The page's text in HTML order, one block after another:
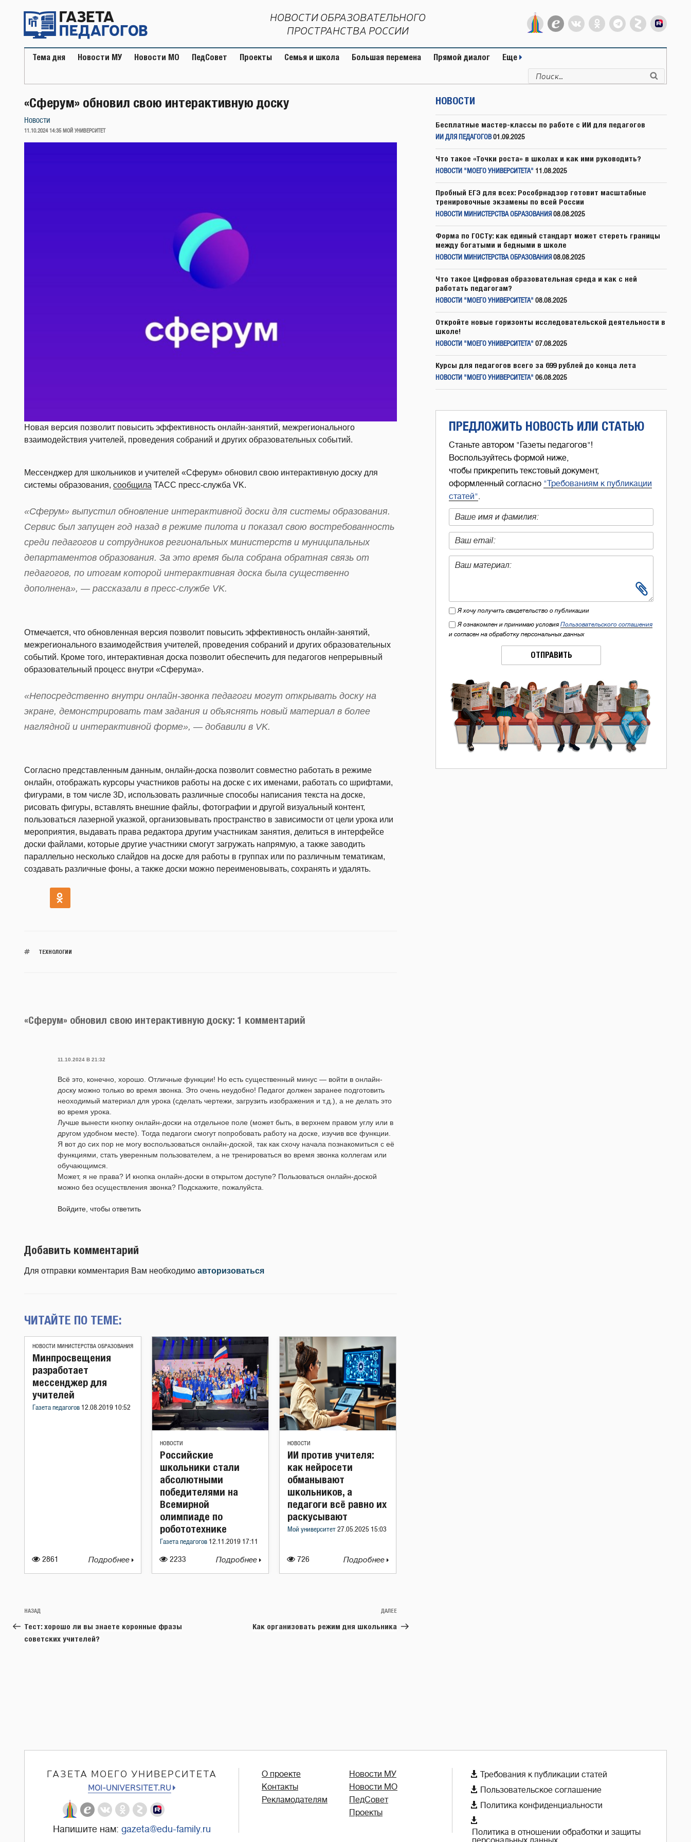
содержимому
НОВОСТИ ОБРАЗОВАТЕЛЬНОГО
ПРОСТРАНСТВА РОССИИ
Тема дня Новости МУ Новости МО ПедСовет Проекты Семья и школа Большая перемена Прямой диалог Еще
Искать:
«Сферум» обновил свою интерактивную доску
Новости
ОПУБЛИКОВАНО
11.10.2024 14:35 МОЙ УНИВЕРСИТЕТ
Новая версия позволит повысить эффективность онлайн-занятий, межрегионального
взаимодействия учителей, проведения собраний и других образовательных событий.
Мессенджер для школьников и учителей «Сферум» обновил свою интерактивную доску для
системы образования, сообщила ТАСС пресс-служба VK.
«Сферум» выпустил обновление интерактивной доски для системы образования.
Сервис был запущен год назад в режиме пилота и показал свою востребованность
среди педагогов и сотрудников региональных министерств и муниципальных
департаментов образования. За это время была собрана обратная связь от
педагогов, по итогам которой интерактивная доска была существенно
дополнена», — рассказали в пресс-службе VK.
Отмечается, что обновленная версия позволит повысить эффективность онлайн-занятий,
межрегионального взаимодействия учителей, проведения собраний и других образовательных
событий. Кроме того, интерактивная доска позволит обеспечить для педагогов непрерывный
образовательный процесс внутри «Сферума».
«Непосредственно внутри онлайн-звонка педагоги могут открывать доску на
экране, демонстрировать там задания и объяснять новый материал в более
наглядной и интерактивной форме», — добавили в VK.
Согласно представленным данным, онлайн-доска позволит совместно работать в режиме
онлайн, отображать курсоры участников работы на доске с их именами, работать со шрифтами,
фигурами, в том числе 3D, использовать различные способы написания текста на доске,
рисовать фигуры, вставлять внешние файлы, фотографии и другой визуальный контент,
пользоваться лазерной указкой, организовывать пространство в зависимости от цели урока или
мероприятия, выдавать права редактора другим участникам занятия, делиться в интерфейсе
доски файлами, которые другие участники смогут загружать напрямую, а также заводить
параллельно несколько слайдов на доске для работы в группах или по различным тематикам,
создавать различные фоны, а также доски можно переименовывать, сохранять и удалять.
ТЕХНОЛОГИИ
«Сферум» обновил свою интерактивную доску: 1 комментарий
11.10.2024 В 21:32
Всё это, конечно, хорошо. Отличные функции! Но есть существенный минус — войти в онлайн-
доску можно только во время звонка. Это очень неудобно! Педагог должен заранее подготовить
неоходимый материал для урока (сделать чертежи, загрузить изображения и т.д.), а не делать это
во время урока.
Лучше вынести кнопку онлайн-доски на отдельное поле (может быть, в верхнем правом углу или в
другом удобном месте). Тогда педагоги смогут попробовать работу на доске, изучив все функции.
Я вот до сих пор не могу воспользоваться онлайн-доской, так как схочу начала познакомиться с её
функциями, стать уверенным пользователем, а не тренироваться во время звонка коллегам или
обучающимся.
Может, я не права? И кнопка онлайн-доски в открытом доступе? Пользоваться онлайн-доской
можно без осуществления звонка? Подскажите, пожалуйста.
Войдите, чтобы ответить
Добавить комментарий
Для отправки комментария Вам необходимо авторизоваться
ЧИТАЙТЕ ПО ТЕМЕ:
НОВОСТИ МИНИСТЕРСТВА ОБРАЗОВАНИЯ
2861
Минпросвещения
разработает
мессенджер для
учителей
Газета педагогов 12.08.2019 10:52
Подробнее
НОВОСТИ
2233
Российские
школьники стали
абсолютными
победителями на
Всемирной
олимпиаде по
робототехнике
Газета педагогов 12.11.2019 17:11
Подробнее
НОВОСТИ
726
ИИ против учителя:
как нейросети
обманывают
школьников, а
педагоги всё равно их
раскусывают
Мой университет 27.05.2025 15:03
Подробнее
Навигация
по
записям
Предыдущая
запись:
НАЗАД
Тест: хорошо ли вы знаете коронные фразы
советских учителей?
Следующая
запись
ДАЛЕЕ
Как организовать режим дня школьника
НОВОСТИ
Бесплатные мастер-классы по работе с ИИ для педагогов
ИИ ДЛЯ ПЕДАГОГОВ 01.09.2025
Что такое «Точки роста» в школах и как ими руководить?
НОВОСТИ "МОЕГО УНИВЕРСИТЕТА" 11.08.2025
Пробный ЕГЭ для всех: Рособрнадзор готовит масштабные
тренировочные экзамены по всей России
НОВОСТИ МИНИСТЕРСТВА ОБРАЗОВАНИЯ 08.08.2025
Форма по ГОСТу: как единый стандарт может стереть границы
между богатыми и бедными в школе
НОВОСТИ МИНИСТЕРСТВА ОБРАЗОВАНИЯ 08.08.2025
Что такое Цифровая образовательная среда и как с ней
работать педагогам?
НОВОСТИ "МОЕГО УНИВЕРСИТЕТА" 08.08.2025
Откройте новые горизонты исследовательской деятельности в
школе!
НОВОСТИ "МОЕГО УНИВЕРСИТЕТА" 07.08.2025
Курсы для педагогов всего за 699 рублей до конца лета
НОВОСТИ "МОЕГО УНИВЕРСИТЕТА" 06.08.2025
ПРЕДЛОЖИТЬ НОВОСТЬ ИЛИ СТАТЬЮ
Станьте автором "Газеты педагогов"!
Воспользуйтесь формой ниже,
чтобы прикрепить текстовый документ,
оформленный согласно "Требованиям к публикации
статей".
Я хочу получить свидетельство о публикации
Я ознакомлен и принимаю условия Пользовательского соглашения
и согласен на обработку персональных данных
ОТПРАВИТЬ
ГАЗЕТА МОЕГО УНИВЕРСИТЕТА
MOI-UNIVERSITET.RU
Напишите нам: gazeta@edu-family.ru
О проекте
Контакты
Рекламодателям
Новости МУ
Новости МО
ПедСовет
Проекты
 Требования к публикации статей
 Пользовательское соглашение
 Политика конфиденциальности

Политика в отношении обработки и защиты